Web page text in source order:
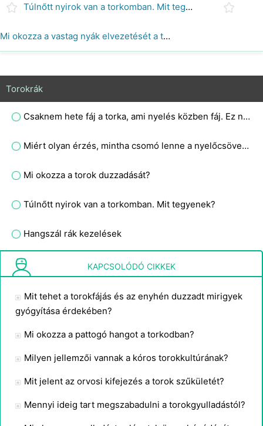
Túlnőtt nyirok van a torkomban. Mit tegyenek?
Mi okozza a vastag nyák elvezetését a torokban?
Torokrák
Csaknem hete fáj a torka, ami nyelés közben fáj. Ez normális?
Miért olyan érzés, mintha csomó lenne a nyelőcsövemben?
Mi okozza a torok duzzadását?
Túlnőtt nyirok van a torkomban. Mit tegyenek?
Hangszál rák kezelések
KAPCSOLÓDÓ CIKKEK
Mit tehet a torokfájás és az enyhén duzzadt mirigyek
gyógyítása érdekében?
Mi okozza a pattogó hangot a torkodban?
Milyen jellemzői vannak a kóros torokkultúrának?
Mit jelent az orvosi kifejezés a torok szűkületét?
Mennyi ideig tart megszabadulni a torokgyulladástól?